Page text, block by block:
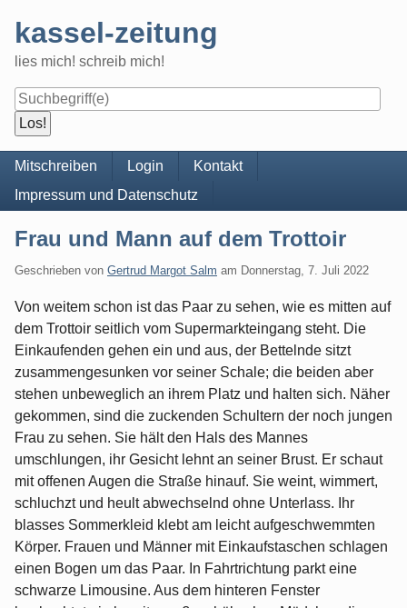
content
kassel-zeitung
lies mich! schreib mich!
Navigation
Mitschreiben Login
Kontakt
Impressum und Datenschutz
Frau und Mann auf dem Trottoir
Geschrieben von Gertrud Margot Salm am Donnerstag, 7. Juli 2022
Von weitem schon ist das Paar zu sehen, wie es mitten auf
dem Trottoir seitlich vom Supermarkteingang steht. Die
Einkaufenden gehen ein und aus, der Bettelnde sitzt
zusammengesunken vor seiner Schale; die beiden aber
stehen unbeweglich an ihrem Platz und halten sich. Näher
gekommen, sind die zuckenden Schultern der noch jungen
Frau zu sehen. Sie hält den Hals des Mannes
umschlungen, ihr Gesicht lehnt an seiner Brust. Er schaut
mit offenen Augen die Straße hinauf. Sie weint, wimmert,
schluchzt und heult abwechselnd ohne Unterlass. Ihr
blasses Sommerkleid klebt am leicht aufgeschwemmten
Körper. Frauen und Männer mit Einkaufstaschen schlagen
einen Bogen um das Paar. In Fahrtrichtung parkt eine
schwarze Limousine. Aus dem hinteren Fenster